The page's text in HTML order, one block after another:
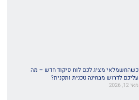
כשהחשמלאי מציג לכם לוח פיקוד חדש – מה
עליכם לדרוש מבחינה טכנית ותקנית?
מאי 12, 2026